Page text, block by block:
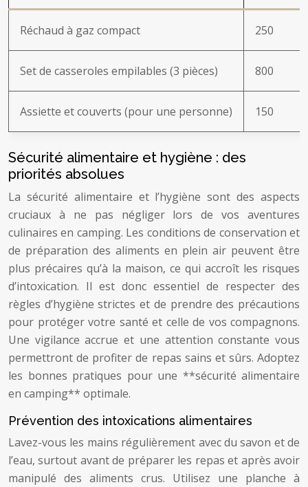
Réchaud à gaz compact 250
Set de casseroles empilables (3 pièces) 800
Assiette et couverts (pour une personne) 150
Sécurité alimentaire et hygiène : des
priorités absolues
La sécurité alimentaire et l’hygiène sont des aspects
cruciaux à ne pas négliger lors de vos aventures
culinaires en camping. Les conditions de conservation et
de préparation des aliments en plein air peuvent être
plus précaires qu’à la maison, ce qui accroît les risques
d’intoxication. Il est donc essentiel de respecter des
règles d’hygiène strictes et de prendre des précautions
pour protéger votre santé et celle de vos compagnons.
Une vigilance accrue et une attention constante vous
permettront de profiter de repas sains et sûrs. Adoptez
les bonnes pratiques pour une **sécurité alimentaire
en camping** optimale.
Prévention des intoxications alimentaires
Lavez-vous les mains régulièrement avec du savon et de
l’eau, surtout avant de préparer les repas et après avoir
manipulé des aliments crus. Utilisez une planche à